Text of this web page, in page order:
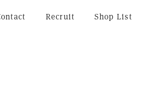
Recruit Shop List